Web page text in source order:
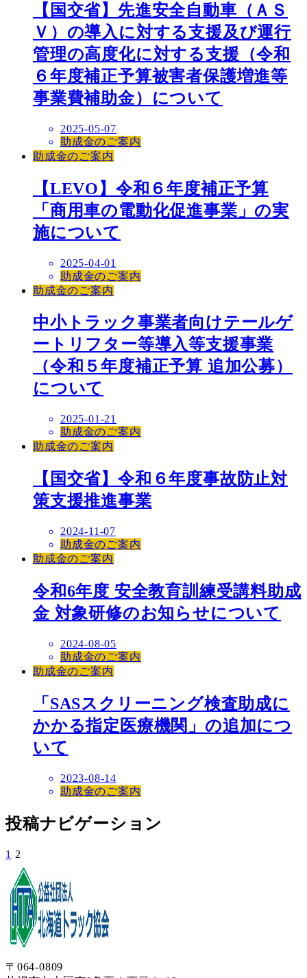
【国交省】先進安全自動車（ＡＳ
Ｖ）の導入に対する支援及び運行
管理の高度化に対する支援（令和
６年度補正予算被害者保護増進等
事業費補助金）について
2025-05-07
助成金のご案内
助成金のご案内
【LEVO】令和６年度補正予算
「商用車の電動化促進事業」の実
施について
2025-04-01
助成金のご案内
助成金のご案内
中小トラック事業者向けテールゲ
ートリフター等導入等支援事業
（令和５年度補正予算 追加公募）
について
2025-01-21
助成金のご案内
助成金のご案内
【国交省】令和６年度事故防止対
策支援推進事業
2024-11-07
助成金のご案内
助成金のご案内
令和6年度 安全教育訓練受講料助成
金 対象研修のお知らせについて
2024-08-05
助成金のご案内
助成金のご案内
「SASスクリーニング検査助成に
かかる指定医療機関」の追加につ
いて
2023-08-14
助成金のご案内
投稿ナビゲーション
1 2
〒064-0809